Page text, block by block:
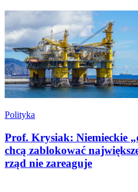
Polityka
Prof. Krysiak: Niemieckie
chcą zablokować
rząd nie zareaguje